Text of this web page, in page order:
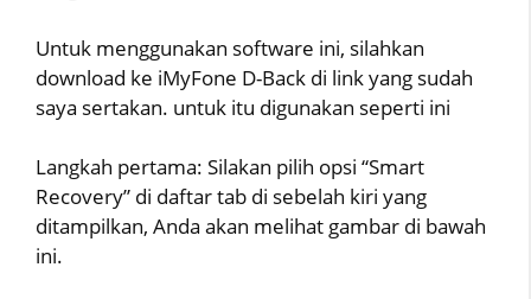
Untuk menggunakan software ini, silahkan
download ke iMyFone D-Back di link yang sudah
saya sertakan. untuk itu digunakan seperti ini
Langkah pertama: Silakan pilih opsi “Smart
Recovery” di daftar tab di sebelah kiri yang
ditampilkan, Anda akan melihat gambar di bawah
ini.